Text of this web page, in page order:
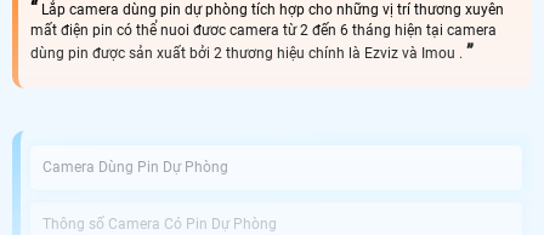
Lắp camera dùng pin dự phòng tích hợp cho những vị trí thương xuyên
mất điện pin có thể nuoi đươc camera từ 2 đến 6 tháng hiện tại camera
dùng pin được sản xuất bởi 2 thương hiệu chính là Ezviz và Imou .
Camera Dùng Pin Dự Phòng
Thông số Camera Có Pin Dự Phòng